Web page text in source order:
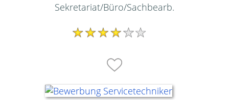
Sekretariat/Büro/Sachbearb.